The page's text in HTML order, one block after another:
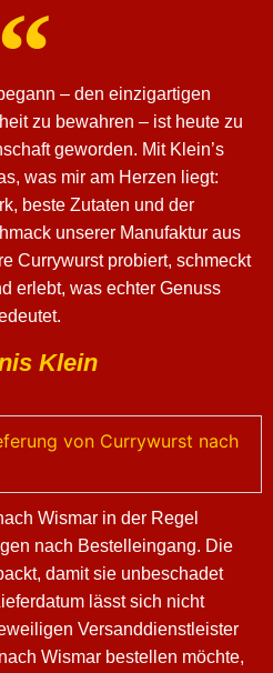
– den einzigartigen
zu bewahren – ist heute zu
geworden. Mit Klein’s
was mir am Herzen liegt:
beste Zutaten und der
unserer Manufaktur aus
Currywurst probiert, schmeckt
erlebt, was echter Genuss
Klein
von Currywurst nach
Wismar in der Regel
nach Bestelleingang. Die
damit sie unbeschadet
lässt sich nicht
Versanddienstleister
Wismar bestellen möchte,